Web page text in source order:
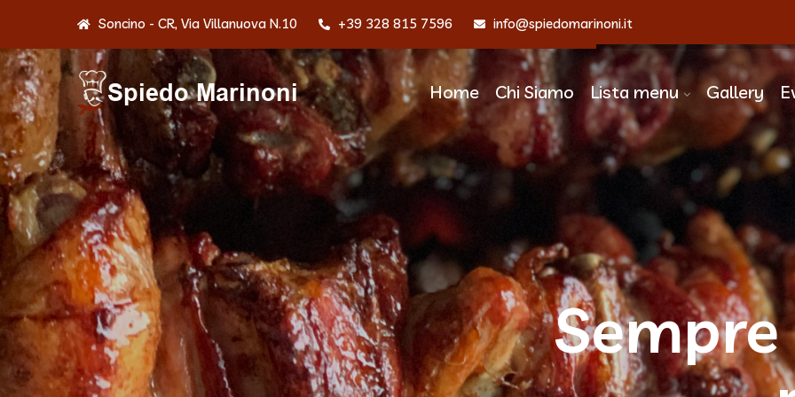
Soncino - CR, Via Villanuova N.10 +39 328 815 7596 info@spiedomarinoni.it
Home Chi Siamo Lista menu Gallery